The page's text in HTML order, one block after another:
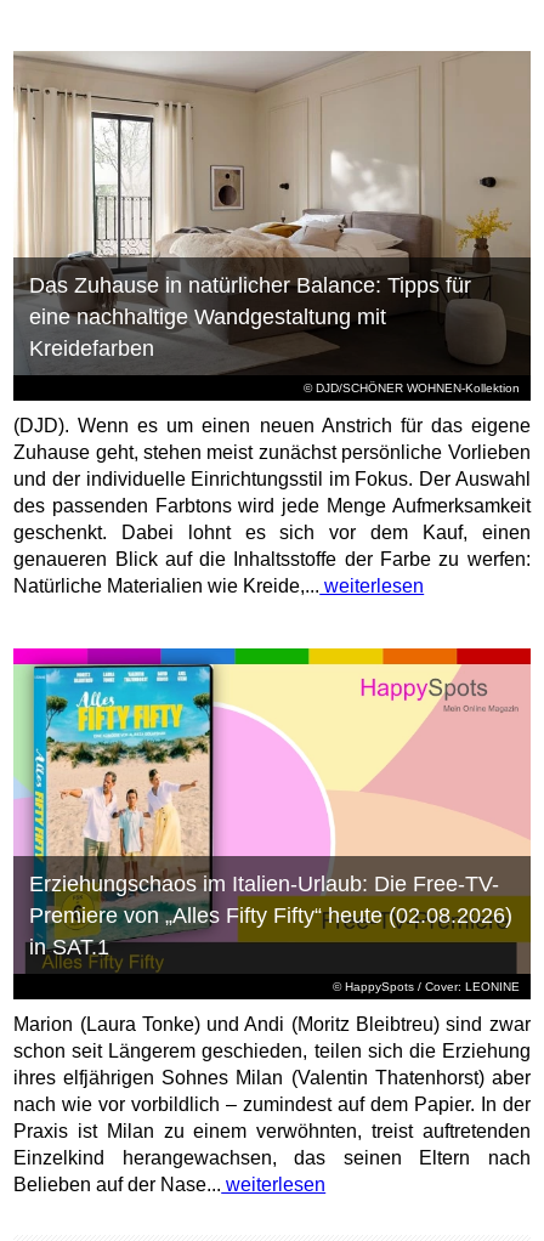
© DJD/SCHÖNER WOHNEN-Kollektion
Das Zuhause in natürlicher Balance: Tipps für
eine nachhaltige Wandgestaltung mit
Kreidefarben
(DJD). Wenn es um einen neuen Anstrich für das eigene
Zuhause geht, stehen meist zunächst persönliche Vorlieben
und der individuelle Einrichtungsstil im Fokus. Der Auswahl
des passenden Farbtons wird jede Menge Aufmerksamkeit
geschenkt. Dabei lohnt es sich vor dem Kauf, einen
genaueren Blick auf die Inhaltsstoffe der Farbe zu werfen:
Natürliche Materialien wie Kreide,... weiterlesen
© HappySpots / Cover: LEONINE
Erziehungschaos im Italien-Urlaub: Die Free-TV-
Premiere von „Alles Fifty Fifty“ heute (02.08.2026)
in SAT.1
Marion (Laura Tonke) und Andi (Moritz Bleibtreu) sind zwar
schon seit Längerem geschieden, teilen sich die Erziehung
ihres elfjährigen Sohnes Milan (Valentin Thatenhorst) aber
nach wie vor vorbildlich – zumindest auf dem Papier. In der
Praxis ist Milan zu einem verwöhnten, treist auftretenden
Einzelkind herangewachsen, das seinen Eltern nach
Belieben auf der Nase... weiterlesen